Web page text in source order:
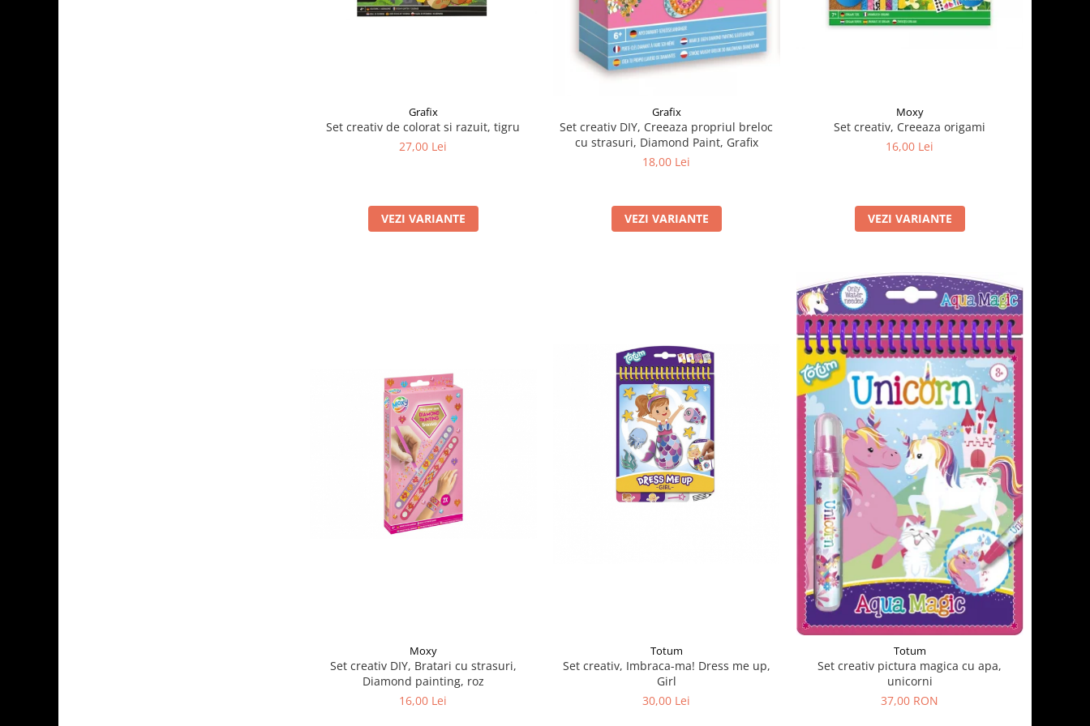
Grafix
Set creativ de colorat si razuit, tigru
27,00 Lei
VEZI VARIANTE
Grafix
Set creativ DIY, Creeaza propriul breloc
cu strasuri, Diamond Paint, Grafix
18,00 Lei
VEZI VARIANTE
Moxy
Set creativ, Creeaza origami
16,00 Lei
VEZI VARIANTE
Moxy
Set creativ DIY, Bratari cu strasuri,
Diamond painting, roz
16,00 Lei
Totum
Set creativ, Imbraca-ma! Dress me up,
Girl
30,00 Lei
Totum
Set creativ pictura magica cu apa,
unicorni
37,00 RON